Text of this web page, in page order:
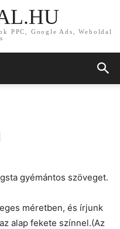
PPC, Google Ads, Weboldal
gyémántos szöveget.
méretben, és írjunk
alap fekete színnel.(Az